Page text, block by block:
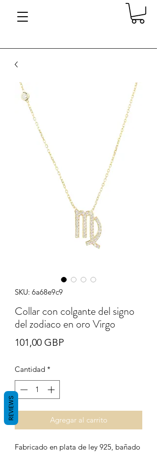
SKU: 6a68e9c9
Collar con colgante del signo
del zodiaco en oro Virgo
101,00 GBPPrecio
Cantidad *
Agregar al carrito
Fabricado en plata de ley 925, bañado
REVIEWS